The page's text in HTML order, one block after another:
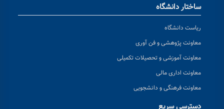
ساختار دانشگاه
ریاست دانشگاه
معاونت پژوهشی و فن آوری
معاونت آموزشی و تحصیلات تکمیلی
معاونت اداری مالی
معاونت فرهنگی و دانشجویی